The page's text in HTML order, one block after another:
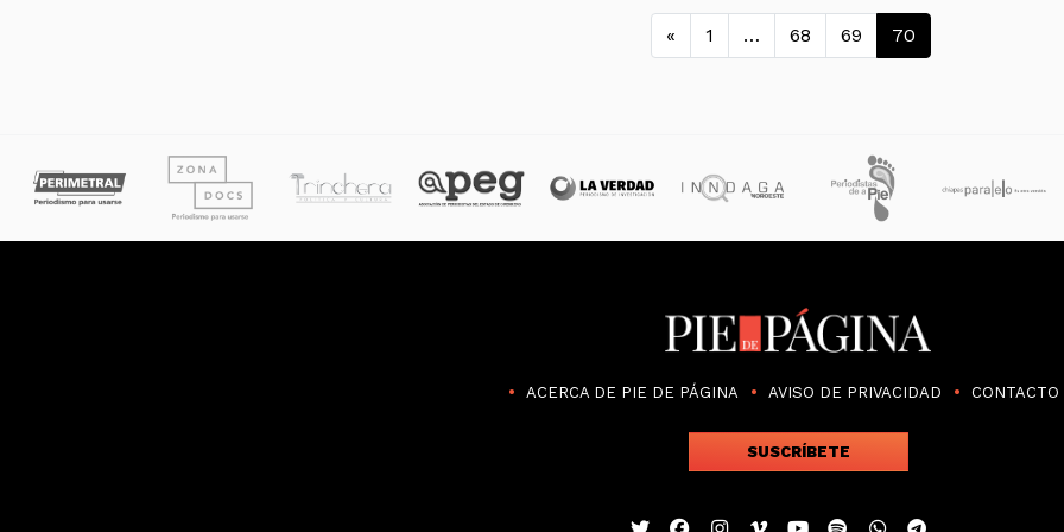
Navegación de
« 1 … 68 69 70
ACERCA DE PIE DE PÁGINA AVISO DE PRIVACIDAD CONTACTO
SUSCRÍBETE